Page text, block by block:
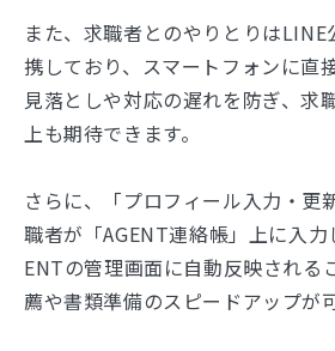
また、求職者とのやりとりは
携しており、スマートフォンに直
見落としや対応の遅れを防ぎ、求
上も期待できます。
さらに、「プロフィール入力・更
職者が「AGENT連絡帳」上に入
ENTの管理画面に自動反映される
薦や書類準備のスピードアップが